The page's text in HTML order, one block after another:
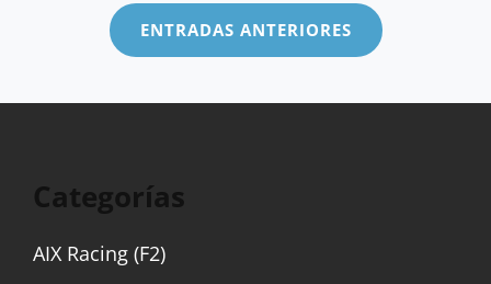
COMUNIDAD
VALENCIANA
QUEDA
entradas
ENTRADAS ANTERIORES
Categorías
AIX Racing (F2)